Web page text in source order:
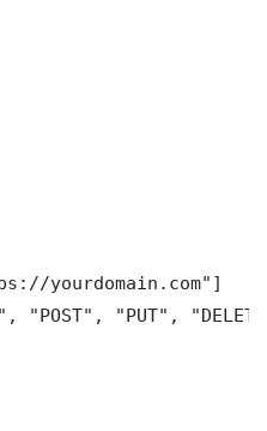
yourdomain.com"]
"POST", "PUT",